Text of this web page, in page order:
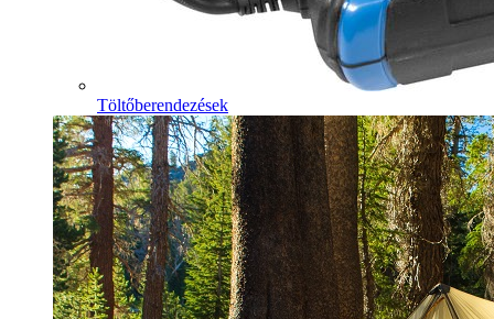
Töltőberendezések